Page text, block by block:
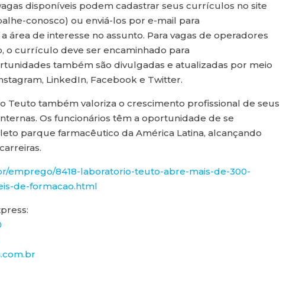
disponíveis podem cadastrar seus currículos no site
conosco) ou enviá-los por e-mail para
área de interesse no assunto. Para vagas de operadores
o currículo deve ser encaminhado para
também são divulgadas e atualizadas por meio
LinkedIn, Facebook e Twitter.
Teuto também valoriza o crescimento profissional de seus
Os funcionários têm a oportunidade de se
parque farmacêutico da América Latina, alcançando
emprego/8418-laboratorio-teuto-abre-mais-de-300-
de-formacao.html